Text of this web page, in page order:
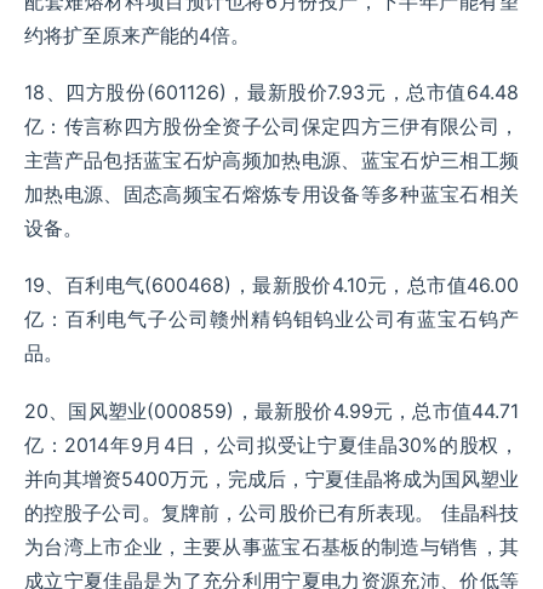
约将扩至原来产能的4倍。
18、四方股份(601126)，最新股价7.93元，总市值64.48
亿：传言称四方股份全资子公司保定四方三伊有限公司，
主营产品包括蓝宝石炉高频加热电源、蓝宝石炉三相工频
加热电源、固态高频宝石熔炼专用设备等多种蓝宝石相关
设备。
19、百利电气(600468)，最新股价4.10元，总市值46.00
亿：百利电气子公司赣州精钨钼钨业公司有蓝宝石钨产
品。
20、国风塑业(000859)，最新股价4.99元，总市值44.71
亿：2014年9月4日，公司拟受让宁夏佳晶30%的股权，
并向其增资5400万元，完成后，宁夏佳晶将成为国风塑业
的控股子公司。复牌前，公司股价已有所表现。 佳晶科技
为台湾上市企业，主要从事蓝宝石基板的制造与销售，其
成立宁夏佳晶是为了充分利用宁夏电力资源充沛、价低等